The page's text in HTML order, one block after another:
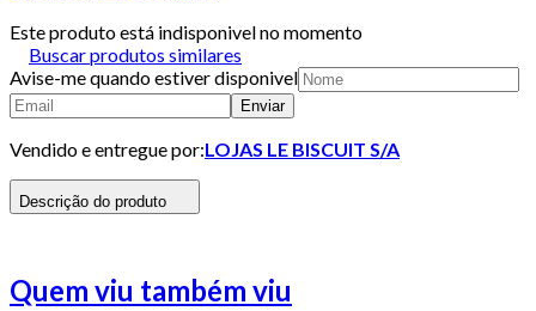
Este produto está indisponivel no momento
Buscar produtos similares
Avise-me quando estiver disponivel
Enviar
Vendido e entregue por:LOJAS LE BISCUIT S/A
Descrição do produto
Quem viu também viu